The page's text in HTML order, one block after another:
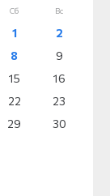
Сб Вс
1
2
8
9
15
16
22
23
29
30